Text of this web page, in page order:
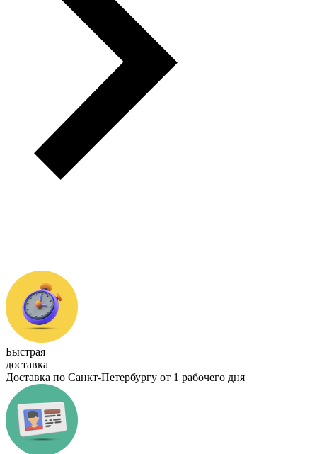
Быстрая
доставка
Доставка по Санкт-Петербургу от 1 рабочего дня